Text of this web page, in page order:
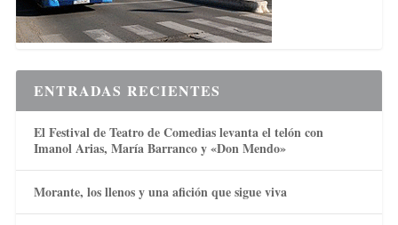
ENTRADAS RECIENTES
El Festival de Teatro de Comedias levanta el telón con
Imanol Arias, María Barranco y «Don Mendo»
Morante, los llenos y una afición que sigue viva